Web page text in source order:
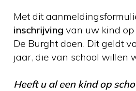
Met dit
inschrijving van uw kind
De Burght doen. Dit geldt
jaar, die van school willen
Heeft u al een kind op